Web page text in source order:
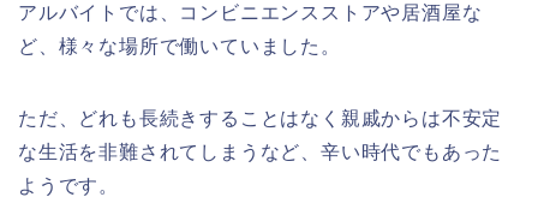
アルバイトでは、コンビニエンスストアや居酒屋な
ど、様々な場所で働いていました。
ただ、どれも長続きすることはなく親戚からは不安定
な生活を非難されてしまうなど、辛い時代でもあった
ようです。